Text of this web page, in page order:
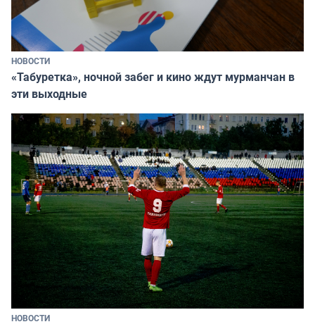
НОВОСТИ
«Табуретка», ночной забег и кино ждут мурманчан в
эти выходные
НОВОСТИ